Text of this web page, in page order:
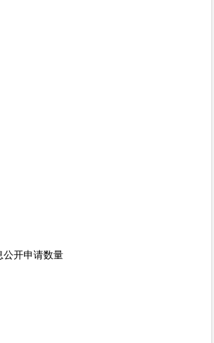
公开申请数量